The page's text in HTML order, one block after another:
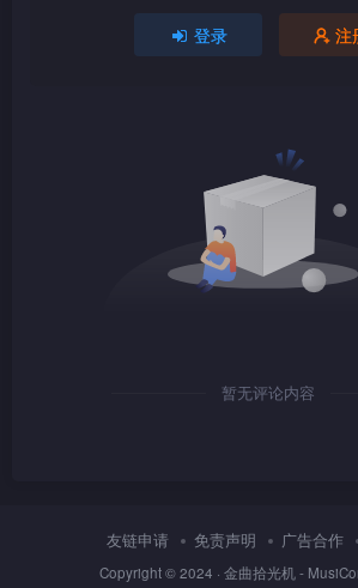
1080P TS
登录 注
暂无评论内容
友链申请 免责声明 广告合作
Copyright © 2024 · 金曲拾光机 -